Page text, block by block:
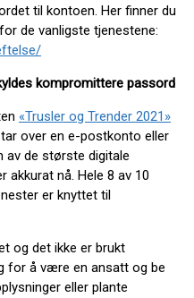
til kontoen. Her finner du
de vanligste tjenestene:
kompromittere passord
«Trusler og Trender 2021»
over en e-postkonto eller
av de største digitale
nå. Hele 8 av 10
er knyttet til
og det ikke er brukt
for å være en ansatt og be
eller plante